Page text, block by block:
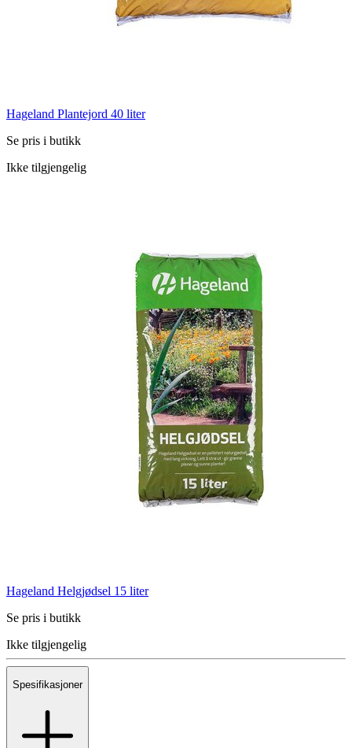
Hageland Plantejord 40 liter
Se pris i butikk
Ikke tilgjengelig
Hageland Helgjødsel 15 liter
Se pris i butikk
Ikke tilgjengelig
Spesifikasjoner